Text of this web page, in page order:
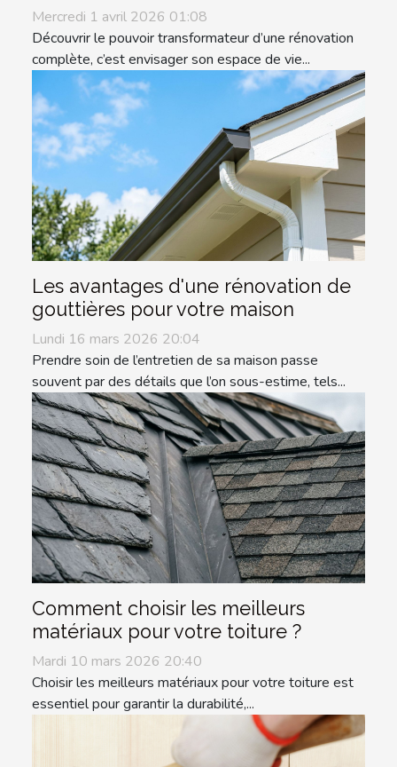
Mercredi 1 avril 2026 01:08
Découvrir le pouvoir transformateur d’une rénovation
complète, c’est envisager son espace de vie...
Les avantages d'une rénovation de
gouttières pour votre maison
Lundi 16 mars 2026 20:04
Prendre soin de l’entretien de sa maison passe
souvent par des détails que l’on sous-estime, tels...
Comment choisir les meilleurs
matériaux pour votre toiture ?
Mardi 10 mars 2026 20:40
Choisir les meilleurs matériaux pour votre toiture est
essentiel pour garantir la durabilité,...